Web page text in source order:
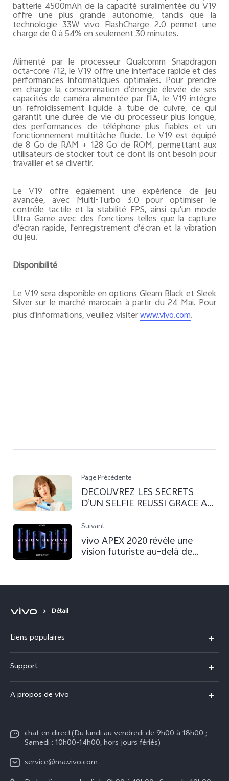
batterie 4500mAh de la capacité suralimentée du V19
offre une plus grande autonomie, tandis que la
technologie 33W vivo FlashCharge 2.0 permet une
charge de 0 à 54% en seulement 30 minutes.
Alimenté par le processeur Qualcomm Snapdragon
octa-core 712, le V19 offre une interface rapide et des
performances informatiques optimales. Pour prendre
en charge la consommation d'énergie élevée de ses
capacités de caméra alimentée par l'IA, le V19 intègre
un refroidissement liquide à tube de cuivre, ce qui
garantit une durée de vie du processeur plus longue,
des performances de téléphone plus fiables et un
fonctionnement multitâche fluide. Le V19 est équipé
de 8 Go de RAM + 128 Go de ROM, permettant aux
utilisateurs de stocker tout ce dont ils ont besoin pour
travailler et se divertir.
Le V19 offre également une expérience de jeu
avancée, avec Multi-Turbo 3.0 pour optimiser le
contrôle tactile et la stabilité FPS, ainsi qu'un mode
Ultra Game avec des fonctions telles que la capture
d'écran rapide, l'enregistrement d'écran et la vibration
du jeu.
Disponibilité
Le V19 sera disponible en options Gleam Black et Sleek
Silver sur le marché marocain à partir du 24 Mai. Pour
plus d'informations, veuillez visiterwww.vivo.com.
Page Précédente
DECOUVREZ LES SECRETS
D’UN SELFIE REUSSI GRACE AU
Suivant
vivo APEX 2020 révèle une
vision futuriste au-delà de
Détail
Liens populaires
V70 FE
V60 Lite
Y29
Y04
Support
Centre de Services
Funtouch OS
Prix des pièces de rechange
A propos de vivo
Presse
Mentions légales
À propos de vivo
chat en direct(Du lundi au vendredi de 9h00 à 18h00 ;
Samedi : 10h00-14h00, hors jours fériés)
service@ma.vivo.com